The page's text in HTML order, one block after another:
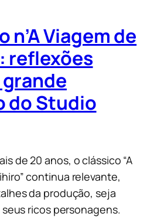
n’A Viagem de
reflexões
do Studio
de 20 anos, o clássico “A
continua relevante,
da produção, seja
ricos personagens.